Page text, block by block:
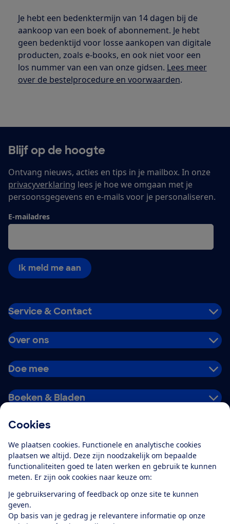
Cookies
We plaatsen cookies. Functionele en analytische cookies
plaatsen we altijd. Deze zijn noodzakelijk om bepaalde
functionaliteiten goed te laten werken en gebruik te kunnen
meten. Er zijn ook cookies naar keuze om:
Je gebruikservaring of feedback op onze site te kunnen
geven.
Op basis van je gedrag je relevantere informatie op onze
Je hebt een bedenktermijn van 14 dagen bij de
aankoop van een boek of abonnement. Je hebt
geen bedenktijd voor losse aankopen van digitale
producten, zoals e-books, en ook niet voor een
los nummer van een van onze gidsen. Lees meer
over de bestelprocedure en voorwaarden.
Blijf op de hoogte
Ontvang nieuws, acties en tips in je mailbox. In onze
privacyverklaring lees je hoe we omgaan met je
persoonsgegevens en e-mails voor je personaliseren.
E-mailadres
Ik meld me aan
Service & Contact
Over ons
Doe mee
Boeken & Bladen
Alles over de
app